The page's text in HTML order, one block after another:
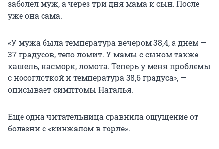
заболел муж, а через три дня мама и сын. После
уже она сама.
«У мужа была температура вечером 38,4, а днем —
37 градусов, тело ломит. У мамы с сыном также
кашель, насморк, ломота. Теперь у меня проблемы
с носоглоткой и температура 38,6 градуса», —
описывает симптомы Наталья.
Еще одна читательница сравнила ощущение от
болезни с «кинжалом в горле».